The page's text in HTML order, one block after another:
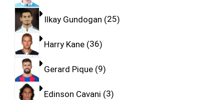
Ilkay Gundogan 25
Harry Kane 36
Gerard Pique 9
Edinson Cavani 3